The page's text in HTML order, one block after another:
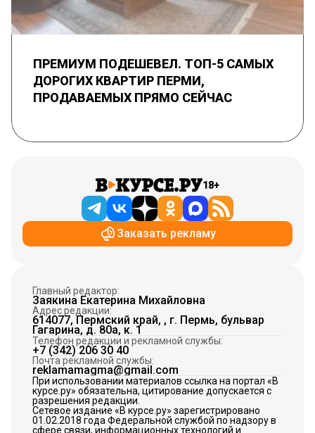
ПРЕМИУМ ПОДЕШЕВЕЛ. ТОП-5 САМЫХ
ДОРОГИХ КВАРТИР ПЕРМИ,
ПРОДАВАЕМЫХ ПРЯМО СЕЙЧАС
18+
Заказать рекламу
Главный редактор:
Заякина Екатерина Михайловна
Адрес редакции:
614077, Пермский край, , г. Пермь, бульвар
Гагарина, д. 80а, к. 1
Телефон редакции и рекламной службы:
+7 (342) 206 30 40
Почта рекламной службы:
reklamamagma@gmail.com
При использовании материалов ссылка на портал «В
курсе.ру» обязательна, цитирование допускается с
разрешения редакции.
Сетевое издание «В курсе.ру» зарегистрировано
01.02.2018 года Федеральной службой по надзору в
сфере связи, информационных технологий и